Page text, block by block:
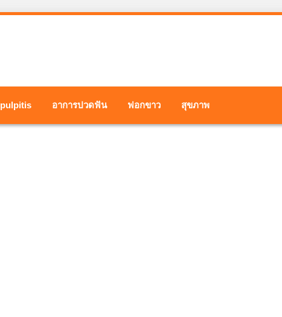
pulpitis อาการปวดฟัน ฟอกขาว สุขภาพ